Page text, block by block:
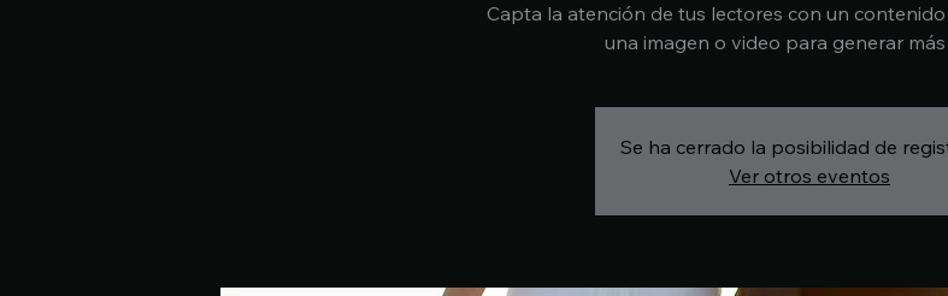
Capta la atención de tus lectores con un
una imagen o video para generar
Se ha cerrado la posibilidad de
Ver otros eventos